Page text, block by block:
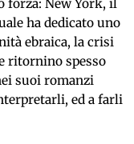
forza: New York, il
ha dedicato uno
ebraica, la crisi
ritornino spesso
suoi romanzi
ed a farli